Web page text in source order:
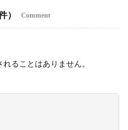
） Comment
ることはありません。